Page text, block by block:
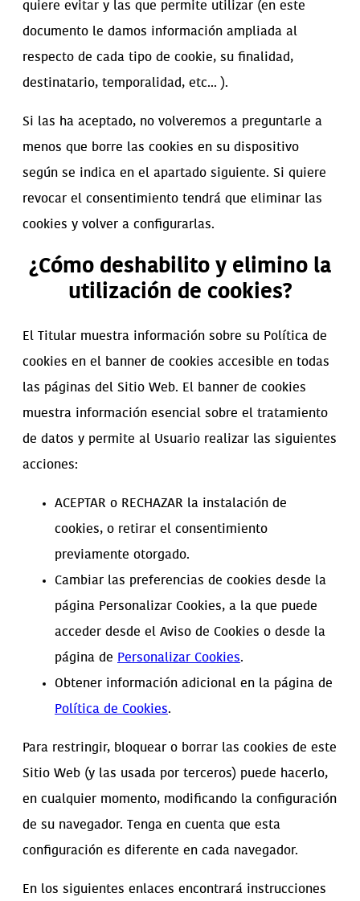
quiere evitar y las que permite utilizar (en este
documento le damos información ampliada al
respecto de cada tipo de cookie, su finalidad,
destinatario, temporalidad, etc... ).
Si las ha aceptado, no volveremos a preguntarle a
menos que borre las cookies en su dispositivo
según se indica en el apartado siguiente. Si quiere
revocar el consentimiento tendrá que eliminar las
cookies y volver a configurarlas.
¿Cómo deshabilito y elimino la
utilización de cookies?
El Titular muestra información sobre su Política de
cookies en el banner de cookies accesible en todas
las páginas del Sitio Web. El banner de cookies
muestra información esencial sobre el tratamiento
de datos y permite al Usuario realizar las siguientes
acciones:
ACEPTAR o RECHAZAR la instalación de
cookies, o retirar el consentimiento
previamente otorgado.
Cambiar las preferencias de cookies desde la
página Personalizar Cookies, a la que puede
acceder desde el Aviso de Cookies o desde la
página de Personalizar Cookies.
Obtener información adicional en la página de
Política de Cookies.
Para restringir, bloquear o borrar las cookies de este
Sitio Web (y las usada por terceros) puede hacerlo,
en cualquier momento, modificando la configuración
de su navegador. Tenga en cuenta que esta
configuración es diferente en cada navegador.
En los siguientes enlaces encontrará instrucciones